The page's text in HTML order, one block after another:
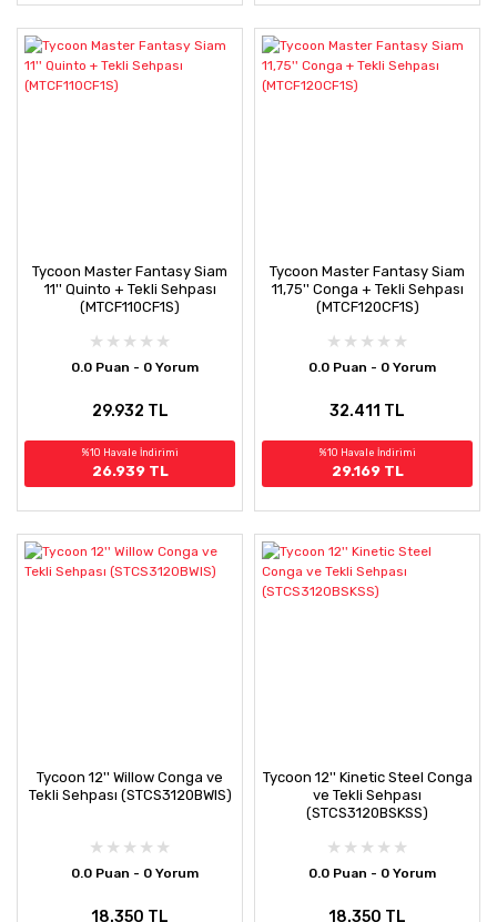
Tycoon Master Fantasy Siam
11'' Quinto + Tekli Sehpası
(MTCF110CF1S)
0.0 Puan - 0 Yorum
29.932 TL
%10 Havale İndirimi
26.939 TL
Tycoon Master Fantasy Siam
11,75'' Conga + Tekli Sehpası
(MTCF120CF1S)
0.0 Puan - 0 Yorum
32.411 TL
%10 Havale İndirimi
29.169 TL
Tycoon 12'' Willow Conga ve
Tekli Sehpası (STCS3120BWIS)
0.0 Puan - 0 Yorum
18.350 TL
Tycoon 12'' Kinetic Steel Conga
ve Tekli Sehpası
(STCS3120BSKSS)
0.0 Puan - 0 Yorum
18.350 TL